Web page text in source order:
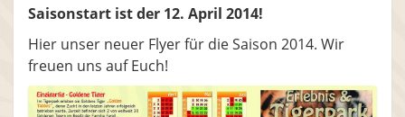
Saisonstart ist der 12. April 2014!
Hier unser neuer Flyer für die Saison 2014. Wir
freuen uns auf Euch!